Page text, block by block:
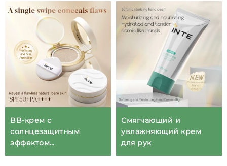
BB-крем с
солнцезащитным
эффектом
Смягчающий и
увлажняющий крем
для рук